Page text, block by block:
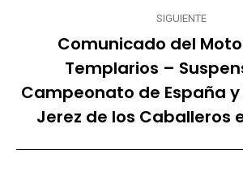
SIGUIENTE
Publicación
siguiente:
Comunicado del
Templarios –
Campeonato de España
Jerez de los Caballeros